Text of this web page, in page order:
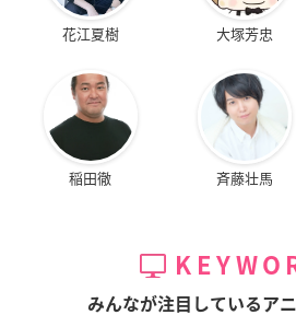
花江夏樹 大塚芳忠
稲田徹 斉藤壮馬
みんなが注目しているア